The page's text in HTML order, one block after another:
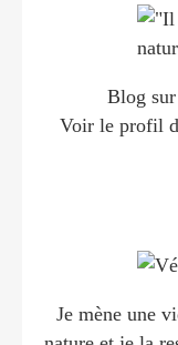
Blog
Voir le profil
Je mène une